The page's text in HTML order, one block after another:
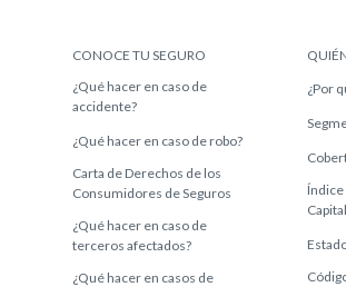
CONOCE TU SEGURO
¿Qué hacer en caso de
accidente?
¿Qué hacer en caso de robo?
Carta de Derechos de los
Consumidores de Seguros
¿Qué hacer en caso de
terceros afectados?
¿Qué hacer en casos de
¿Por
Índice
Capital